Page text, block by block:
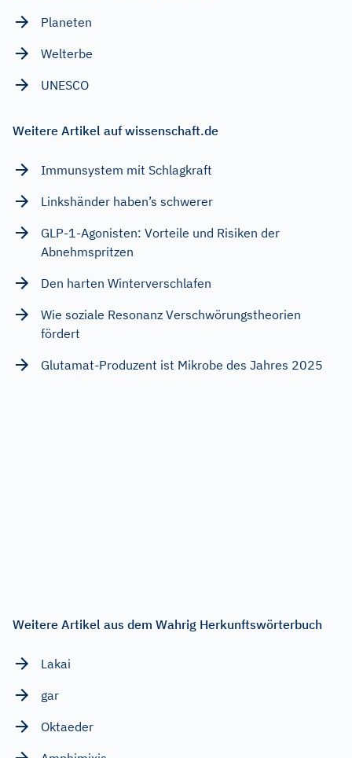
Planeten
Welterbe
UNESCO
Weitere Artikel auf wissenschaft.de
Immunsystem mit Schlagkraft
Linkshänder haben’s schwerer
GLP-1-Agonisten: Vorteile und Risiken der
Abnehmspritzen
Den harten Winterverschlafen
Wie soziale Resonanz Verschwörungstheorien
fördert
Glutamat-Produzent ist Mikrobe des Jahres 2025
Weitere Artikel aus dem Wahrig Herkunftswörterbuch
Lakai
gar
Oktaeder